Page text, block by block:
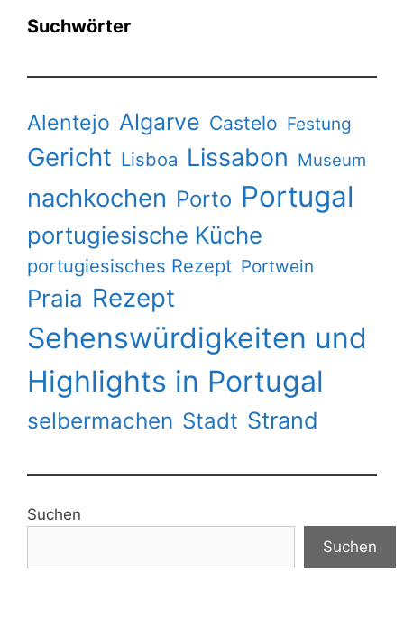
Suchwörter
Alentejo Algarve Castelo Festung
Gericht Lisboa Lissabon Museum
nachkochen Porto Portugal
portugiesische Küche
portugiesisches Rezept Portwein
Praia Rezept
Sehenswürdigkeiten und
Highlights in Portugal
selbermachen Stadt Strand
Suchen
Suchen